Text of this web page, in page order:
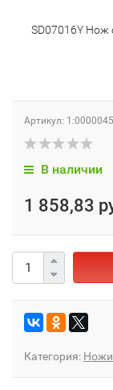
SD07016Y Нож
Артикул:
В наличии
1 858,83
Категория: Ножи